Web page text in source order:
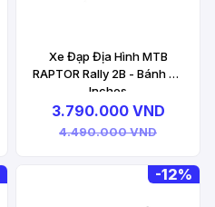
Xe Đạp Địa Hình MTB
RAPTOR Rally 2B - Bánh 26
Inches
3.790.000 VND
4.490.000 VND
-12%